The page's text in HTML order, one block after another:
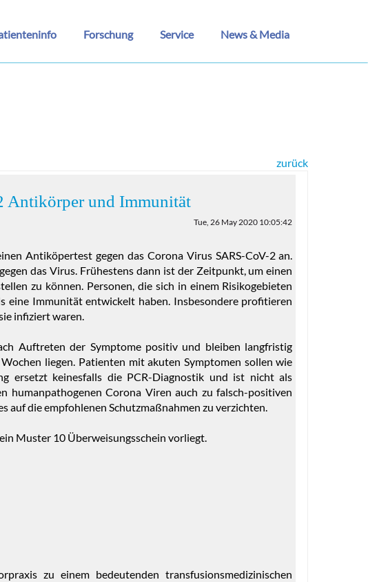
Forschung Service News & Media
zurück
Antikörper und Immunität
Tue, 26 May 2020 10:05:42
Antiköpertest gegen das Corona Virus SARS-CoV-2 an.
das Virus. Frühestens dann ist der Zeitpunkt, um einen
zu können. Personen, die sich in einem Risikogebieten
eine Immunität entwickelt haben. Insbesondere profitieren
infiziert waren.
Auftreten der Symptome positiv und bleiben langfristig
liegen. Patienten mit akuten Symptomen sollen wie
ersetzt keinesfalls die PCR-Diagnostik und ist nicht als
humanpathogenen Corona Viren auch zu falsch-positiven
auf die empfohlenen Schutzmaßnahmen zu verzichten.
Muster 10 Überweisungsschein vorliegt.
zu einem bedeutenden transfusionsmedizinischen